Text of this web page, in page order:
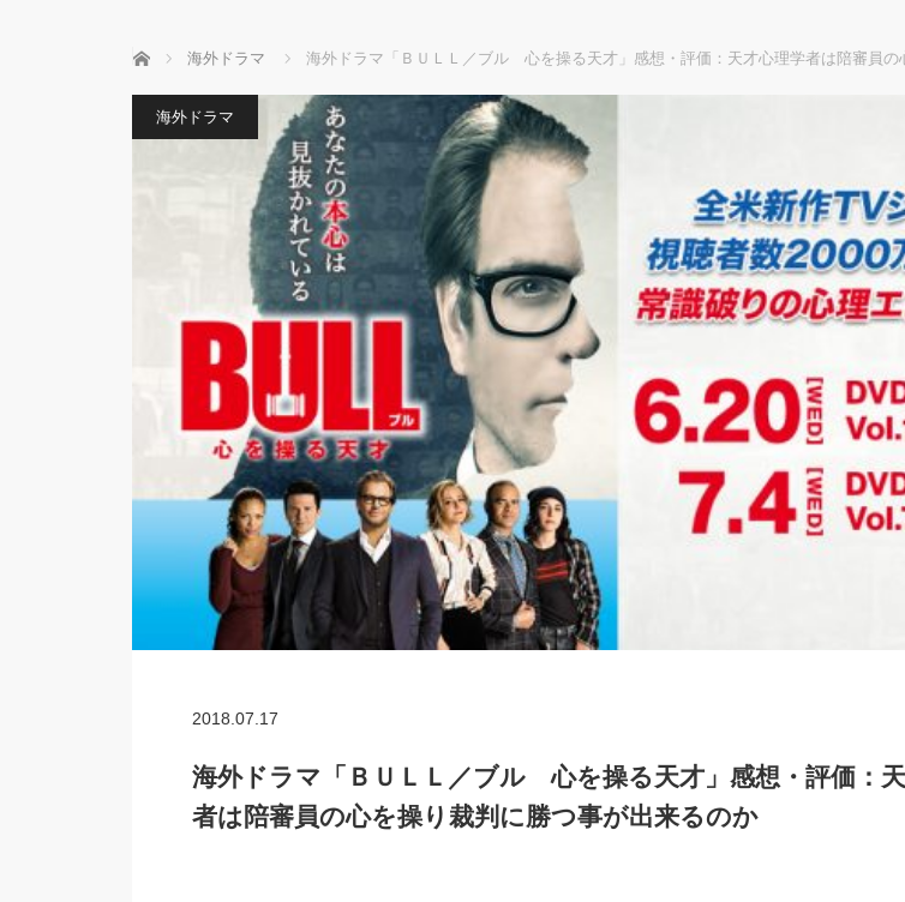
ホーム 海外ドラマ 海外ドラマ「ＢＵＬＬ／ブル 心を操る天才」感想・評価：天才心理学者は陪審員の
海外ドラマ
2018.07.17
海外ドラマ「ＢＵＬＬ／ブル 心を操る天才」感想・評価：
者は陪審員の心を操り裁判に勝つ事が出来るのか